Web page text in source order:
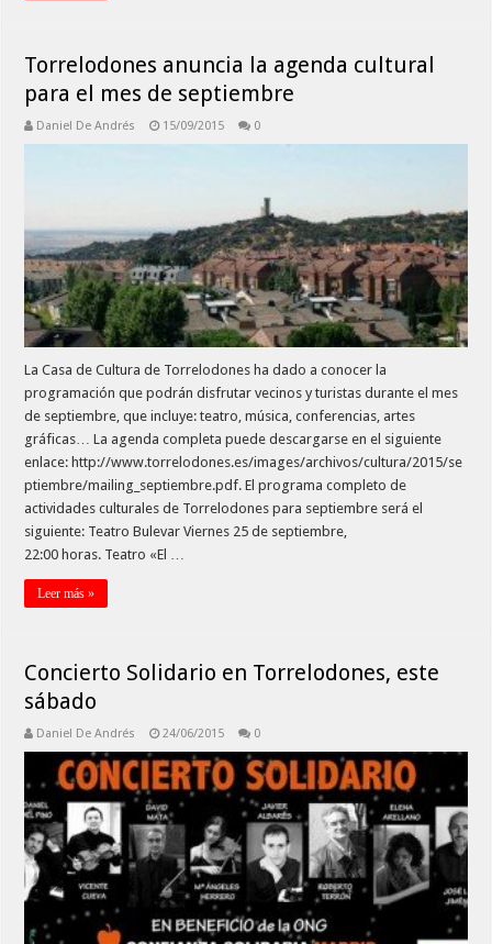
Torrelodones anuncia la agenda cultural
para el mes de septiembre
Daniel De Andrés 15/09/2015 0
La Casa de Cultura de Torrelodones ha dado a conocer la
programación que podrán disfrutar vecinos y turistas durante el mes
de septiembre, que incluye: teatro, música, conferencias, artes
gráficas… La agenda completa puede descargarse en el siguiente
enlace: http://www.torrelodones.es/images/archivos/cultura/2015/se
ptiembre/mailing_septiembre.pdf. El programa completo de
actividades culturales de Torrelodones para septiembre será el
siguiente: Teatro Bulevar Viernes 25 de septiembre,
22:00 horas. Teatro «El …
Leer más »
Concierto Solidario en Torrelodones, este
sábado
Daniel De Andrés 24/06/2015 0